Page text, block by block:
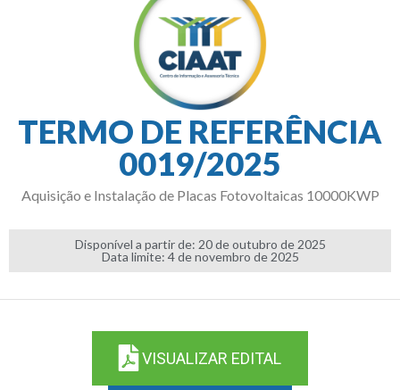
TERMO DE REFERÊNCIA
0019/2025
Aquisição e Instalação de Placas Fotovoltaicas 10000KWP
Disponível a partir de: 20 de outubro de 2025
Data limite: 4 de novembro de 2025
VISUALIZAR EDITAL